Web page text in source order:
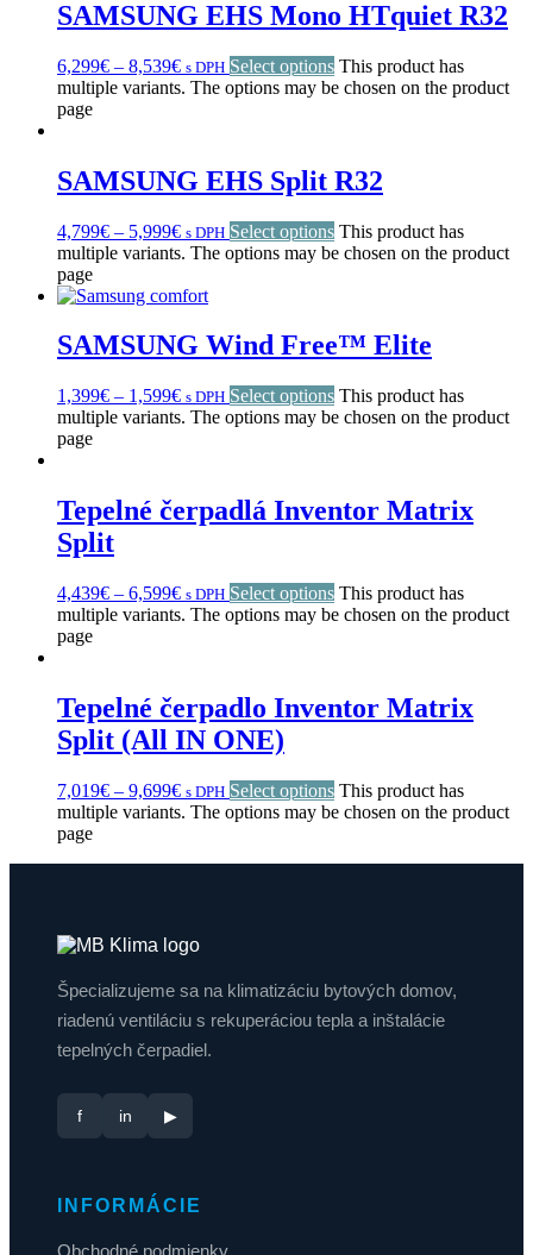
SAMSUNG EHS Mono HTquiet R32
6,299€ – 8,539€ s DPH Select options This product has
multiple variants. The options may be chosen on the product
page
SAMSUNG EHS Split R32
4,799€ – 5,999€ s DPH Select options This product has
multiple variants. The options may be chosen on the product
page
SAMSUNG Wind Free™ Elite
1,399€ – 1,599€ s DPH Select options This product has
multiple variants. The options may be chosen on the product
page
Tepelné čerpadlá Inventor Matrix
Split
4,439€ – 6,599€ s DPH Select options This product has
multiple variants. The options may be chosen on the product
page
Tepelné čerpadlo Inventor Matrix
Split (All IN ONE)
7,019€ – 9,699€ s DPH Select options This product has
multiple variants. The options may be chosen on the product
page
Špecializujeme sa na klimatizáciu bytových domov,
riadenú ventiláciu s rekuperáciou tepla a inštalácie
tepelných čerpadiel.
f in ▶
INFORMÁCIE
Obchodné podmienky